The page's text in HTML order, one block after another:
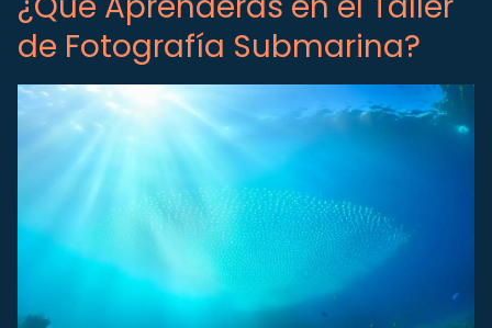
de Fotografía Submarina?